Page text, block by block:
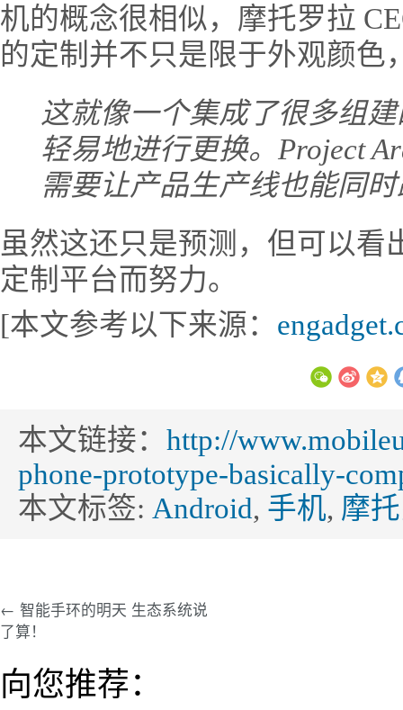
机的概念很相似，摩托罗拉
的定制并不只是限于外观颜色
这就像一个集成了很多组
轻易地进行更换。Project
需要让产品生产线也能同
虽然这还只是预测，但可以看
定制平台而努力。
[本文参考以下来源：
本文链接： http://
phone-prototype-basically-
本文标签: Android, 手机, 摩
← 智能手环的明天 生态系统说
了算！
向您推荐：